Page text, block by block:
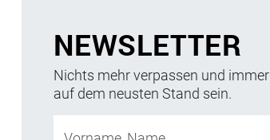
NEWSLETTER
Nichts mehr verpassen und immer
auf dem neusten Stand sein.